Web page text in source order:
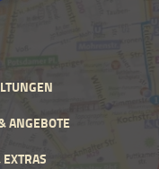
ANGEBOTE